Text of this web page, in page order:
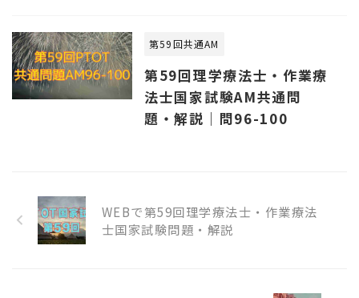
第59回共通AM
第59回理学療法士・作業療
法士国家試験AM共通問
題・解説｜問96-100
WEBで第59回理学療法士・作業療法
士国家試験問題・解説